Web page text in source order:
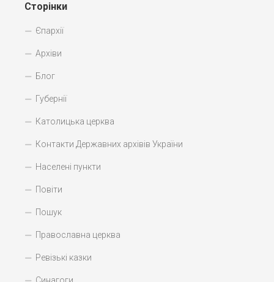
Сторінки
Єпархії
Архіви
Блог
Губернії
Католицька церква
Контакти Державних архівів України
Населені пункти
Повіти
Пошук
Православна церква
Ревізькі казки